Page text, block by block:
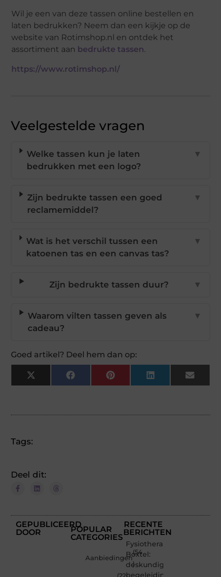
Wil je een van deze tassen online bestellen en
laten bedrukken? Neem dan een kijkje op de
website van Rotimshop.nl en ontdek het
assortiment aan bedrukte tassen.
https://www.rotimshop.nl/
Veelgestelde vragen
Welke tassen kun je laten
bedrukken met een logo?
▼
Zijn bedrukte tassen een goed
reclamemiddel?
▼
Wat is het verschil tussen een
katoenen tas en een canvas tas?
▼
Zijn bedrukte tassen duur? ▼
Waarom vilten tassen geven als
cadeau?
▼
Goed artikel? Deel hem dan op:
X
(Twitter)
FacebookPinterestLinkedInEmail
Tags:
Deel dit:
GEPUBLICEERD
DOOR
POPULAR
CATEGORIES
Aanbiedingen
(54
)
RECENTE
BERICHTEN
Fysiotherapie
Boxtel:
deskundige
begeleiding